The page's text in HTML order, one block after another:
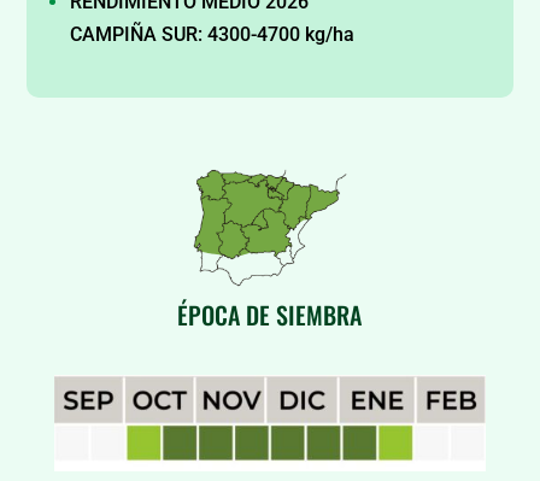
CAMPIÑA SUR: 4300-4700 kg/ha
ÉPOCA DE SIEMBRA